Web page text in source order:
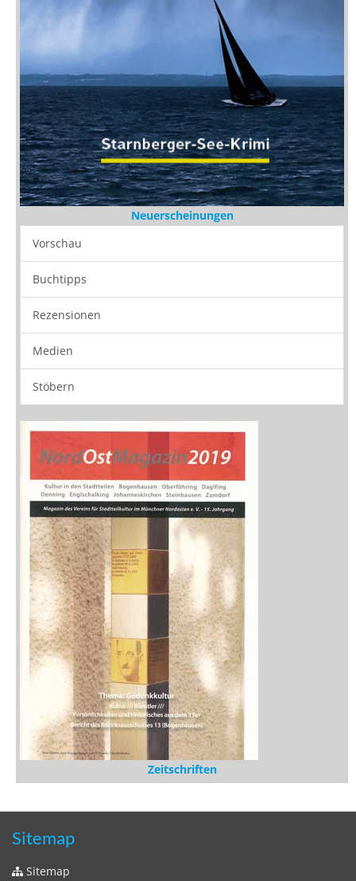
Neuerscheinungen
Vorschau
Buchtipps
Rezensionen
Medien
Stöbern
Zeitschriften
Sitemap
Sitemap